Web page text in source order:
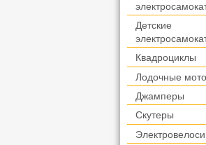
Детские
Квадроциклы
Лодочные
Джамперы
Скутеры